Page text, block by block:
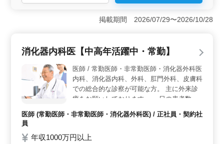
＜駅近で歯科医師募集＞ 大磯駅からわずか5分の距離に
位置する歯科クリニックが、歯科医師を求人中。駅近で
通勤便利、50代60代の経験豊富な医師も大歓迎です。患
ているクリニック。虫歯、歯周病から審美歯科、インプ
ラントまで、多彩な分野での経験が積めます。治療の一
貫性と質を大切にしています。 ＜働きやすい環境
＞ 車通勤可、交通費全額支給、年間休日120日以上。ま
た、週休2日制や残業が少なめなど、医師が働きやすい環
境を整えています。歯科医師経験5年以上の方、専門学校
卒以上の資格をお持ちの方、お待ちしています。
掲載期間 2026/07/29〜2026/10/28
消化器内科医【中高年活躍中・常勤】
医師 / 常勤医師・非常勤医師・消化器外科医
内科、消化器内科、外科、肛門外科、皮膚科
での総合的な診察が可能な方。 主に外来診
療をお願いしております。 一日の患者数：
よそ50名程度となります。 主な患者層：ご
年齢の患者様を診ていただきます。 給与
医師 (常勤医師・非常勤医師・消化器外科医) / 正社員・契約社
員
年収1000万円以上